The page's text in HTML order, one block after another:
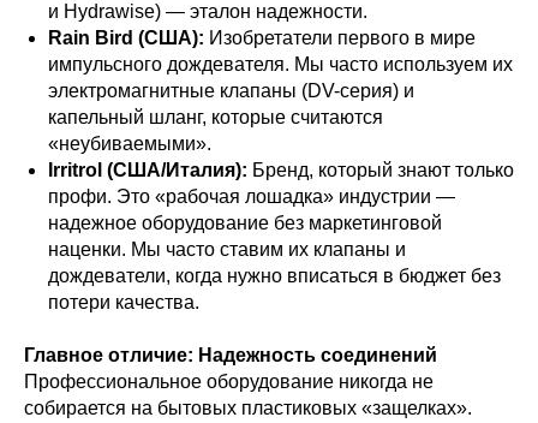
и Hydrawise) — эталон надежности.
Rain Bird (США): Изобретатели первого в мире
импульсного дождевателя. Мы часто используем их
электромагнитные клапаны (DV-серия) и
капельный шланг, которые считаются
«неубиваемыми».
Irritrol (США/Италия): Бренд, который знают только
профи. Это «рабочая лошадка» индустрии —
надежное оборудование без маркетинговой
наценки. Мы часто ставим их клапаны и
дождеватели, когда нужно вписаться в бюджет без
потери качества.
Главное отличие: Надежность соединений
Профессиональное оборудование никогда не
собирается на бытовых пластиковых «защелках».